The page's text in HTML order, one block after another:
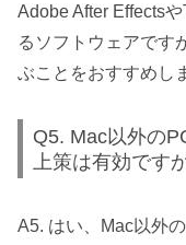
Adobe After Effects
るソフトウェアです
ぶことをおすすめし
Q5. Mac以外の
上策は有効です
A5. はい、Mac以外